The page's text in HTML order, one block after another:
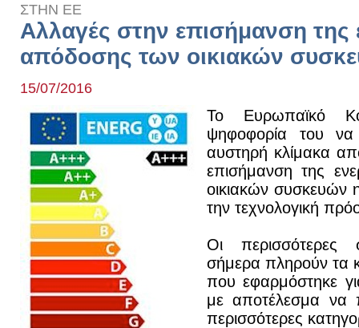
ΣΤΗΝ ΕΕ
Αλλαγές στην επισήμανση της
απόδοσης των οικιακών
15/07/2016
Το Ευρωπαϊκό
ψηφοφορία του να
αυστηρή κλίμακα
επισήμανση της
οικιακών συσκευών
την τεχνολογική
Οι περισσότερες
σήμερα πληρούν τα
που εφαρμόστηκε
με αποτέλεσμα να
περισσότερες